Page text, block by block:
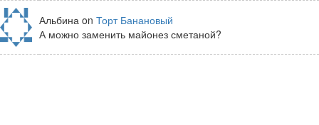
Альбина on Торт Банановый
А можно заменить майонез сметаной?